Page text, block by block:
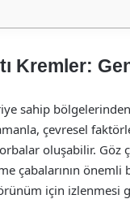
Kremler:
sahip
çevresel
oluşabilir. Göz
çabalarının önemli
için